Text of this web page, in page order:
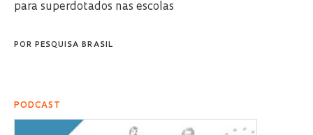
para superdotados nas escolas
POR PESQUISA BRASIL
PODCAST